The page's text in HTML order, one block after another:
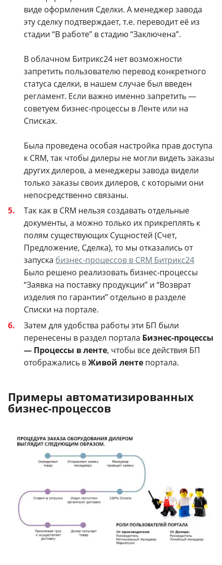
виде оформления Сделки. А менеджер завода
эту сделку подтверждает, т.е. переводит её из
стадии “В работе” в стадию “Заключена”.
В облачном Битрикс24 нет возможности
запретить пользователю перевод конкретного
статуса сделки, в нашем случае был введен
регламент. Если важно именно запретить —
советуем бизнес-процессы в Ленте или на
Списках.
Была проведена особая настройка прав доступа
к CRM, так чтобы дилеры не могли видеть заказы
других дилеров, а менеджеры завода видели
только заказы своих дилеров, с которыми они
непосредственно связаны.
Так как в CRM нельзя создавать отдельные
документы, а можно только их прикреплять к
полям существующих Сущностей (Счет,
Предложение, Сделка), то мы отказались от
запуска бизнес-процессов в CRM Битрикс24
Было решено реализовать бизнес-процессы
“Заявка на поставку продукции” и “Возврат
изделия по гарантии” отдельно в разделе
Списки на портале.
Затем для удобства работы эти БП были
перенесены в раздел портала Бизнес-процессы
— Процессы в ленте, чтобы все действия БП
отображались вЖивой ленте портала.
Примеры автоматизированных
бизнес-процессов